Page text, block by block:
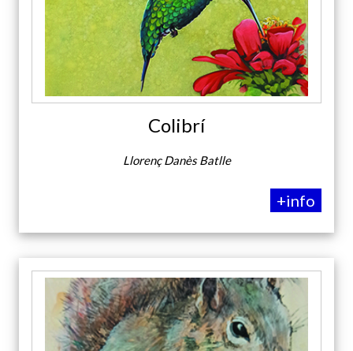
Colibrí
Llorenç Danès Batlle
+info